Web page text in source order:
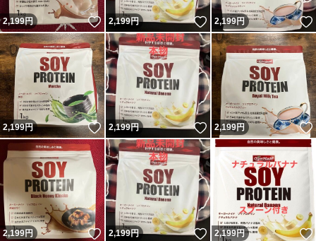
2,199円 いいね！
2,199円 いいね！
2,199円
2,199円 いいね！
2,199円 いいね！
2,199円
2,199円 いいね！
2,199円 いいね！
2,199円